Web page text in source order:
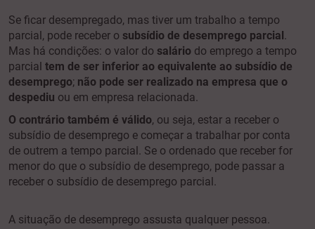
Se ficar desempregado, mas tiver um trabalho a tempo
parcial, pode receber o subsídio de desemprego parcial .
Mas há condições: o valor do salário do emprego a tempo
parcial tem de ser inferior ao equivalente ao subsídio de
desemprego; não pode ser realizado na empresa que o
despediu ou em empresa relacionada.
O contrário também é válido, ou seja, estar a receber o
subsídio de desemprego e começar a trabalhar por conta
de outrem a tempo parcial. Se o ordenado que receber for
menor do que o subsídio de desemprego, pode passar a
receber o subsídio de desemprego parcial.
A situação de desemprego assusta qualquer pessoa.